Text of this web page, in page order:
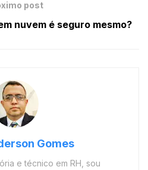
post
nuvem é seguro mesmo?
Gomes
e técnico em RH, sou